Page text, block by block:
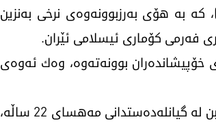
دوای خۆپیشاندانه‌كانی (تشرینی دووه‌م/ نۆڤه‌مبه‌ری 2019)، كه‌ به‌ هۆی به‌رزبوونه‌وه‌ی نرخی به‌نزین
خۆپیشانده‌ران بوونه‌ته‌وه‌، وه‌ك ئه‌وه‌ی
ده‌سه‌ڵاتدارانی ئێران ره‌تیده‌كه‌نه‌وه‌، به‌ هیچ شێوه‌یه‌ك تێوه‌گلابن له‌ گیانله‌ده‌ستدانی مه‌هسای 22 ساڵه‌،